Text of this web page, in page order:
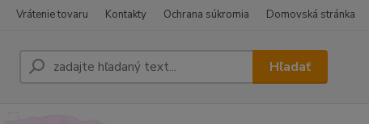
Vrátenie tovaru Kontakty Ochrana súkromia Domovská stránka
Hľadať